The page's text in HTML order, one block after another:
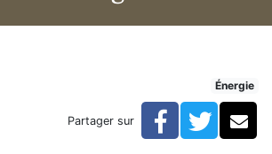
l'énergie solaire
Énergie
Partager sur Facebook